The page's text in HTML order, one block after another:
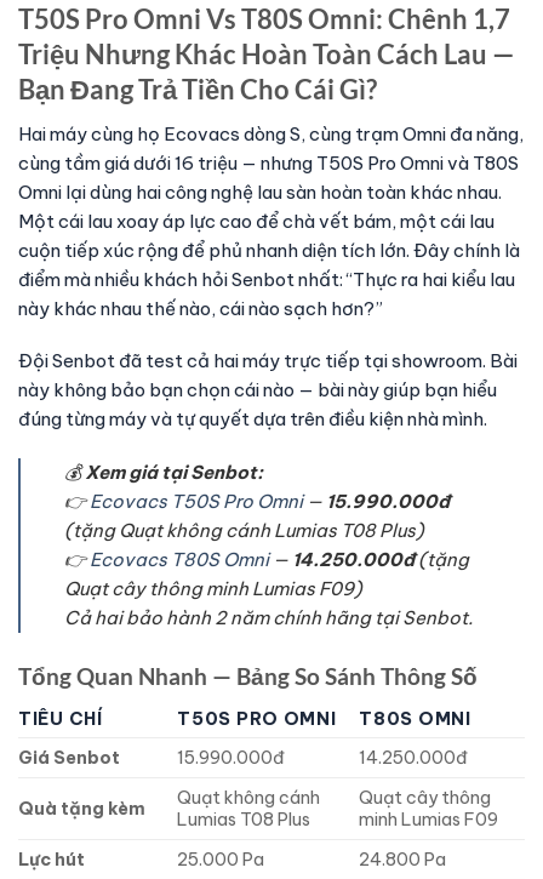
T50S Pro Omni Vs T80S Omni: Chênh 1,7
Triệu Nhưng Khác Hoàn Toàn Cách Lau —
Bạn Đang Trả Tiền Cho Cái Gì?
Hai máy cùng họ Ecovacs dòng S, cùng trạm Omni đa năng,
cùng tầm giá dưới 16 triệu — nhưng T50S Pro Omni và T80S
Omni lại dùng hai công nghệ lau sàn hoàn toàn khác nhau.
Một cái lau xoay áp lực cao để chà vết bám, một cái lau
cuộn tiếp xúc rộng để phủ nhanh diện tích lớn. Đây chính là
điểm mà nhiều khách hỏi Senbot nhất: “Thực ra hai kiểu lau
này khác nhau thế nào, cái nào sạch hơn?”
Đội Senbot đã test cả hai máy trực tiếp tại showroom. Bài
này không bảo bạn chọn cái nào — bài này giúp bạn hiểu
đúng từng máy và tự quyết dựa trên điều kiện nhà mình.
💰Xem giá tại Senbot:
👉Ecovacs T50S Pro Omni— 15.990.000đ
(tặng Quạt không cánh Lumias T08 Plus)
👉Ecovacs T80S Omni— 14.250.000đ(tặng
Quạt cây thông minh Lumias F09)
Cả hai bảo hành 2 năm chính hãng tại Senbot.
Tổng Quan Nhanh — Bảng So Sánh Thông Số
TIÊU CHÍ T50S PRO OMNI
T80S OMNI
Giá Senbot
15.990.000đ 14.250.000đ
Quà tặng kèm
Quạt không cánh
Lumias T08 Plus
Quạt cây thông
minh Lumias F09
Lực hút
25.000 Pa 24.800 Pa